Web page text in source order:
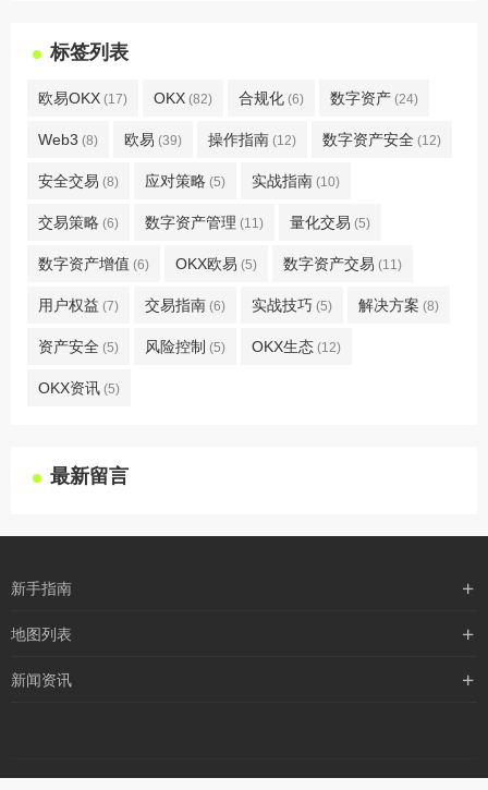
标签列表
欧易OKX (17) OKX (82) 合规化 (6) 数字资产 (24)
Web3 (8) 欧易 (39) 操作指南 (12) 数字资产安全 (12)
安全交易 (8) 应对策略 (5) 实战指南 (10)
交易策略 (6) 数字资产管理 (11) 量化交易 (5)
数字资产增值 (6) OKX欧易 (5) 数字资产交易 (11)
用户权益 (7) 交易指南 (6) 实战技巧 (5) 解决方案 (8)
资产安全 (5) 风险控制 (5) OKX生态 (12)
OKX资讯 (5)
最新留言
新手指南
购买流程
地图列表
最新文章
robots
新闻资讯